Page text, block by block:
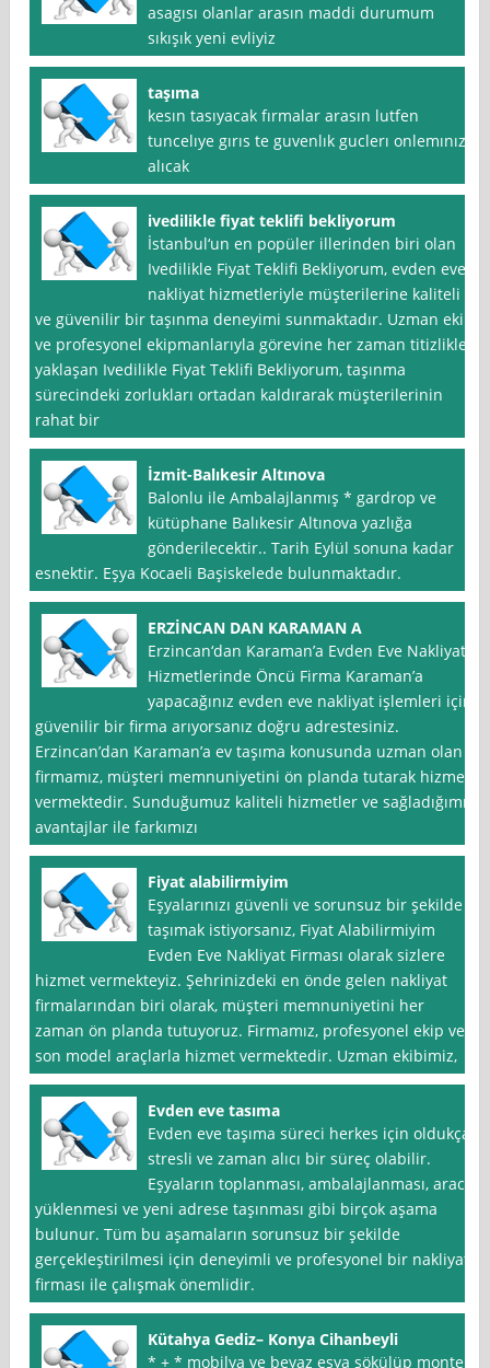
asagısı olanlar arasın maddi durumum
sıkışık yeni evliyiz
taşıma
kesın tasıyacak fırmalar arasın lutfen
tuncelıye gırıs te guvenlık guclerı onlemınızı
alıcak
ivedilikle fiyat teklifi bekliyorum
İstanbul‘un en popüler illerinden biri olan
Ivedilikle Fiyat Teklifi Bekliyorum, evden eve
nakliyat hizmetleriyle müşterilerine kaliteli
ve güvenilir bir taşınma deneyimi sunmaktadır. Uzman ekip
ve profesyonel ekipmanlarıyla görevine her zaman titizlikle
yaklaşan Ivedilikle Fiyat Teklifi Bekliyorum, taşınma
sürecindeki zorlukları ortadan kaldırarak müşterilerinin
rahat bir
İzmit-Balıkesir Altınova
Balonlu ile Ambalajlanmış * gardrop ve
kütüphane Balıkesir Altınova yazlığa
gönderilecektir.. Tarih Eylül sonuna kadar
esnektir. Eşya Kocaeli Başiskelede bulunmaktadır.
ERZİNCAN DAN KARAMAN A
Erzincan‘dan Karaman’a Evden Eve Nakliyat
Hizmetlerinde Öncü Firma Karaman’a
yapacağınız evden eve nakliyat işlemleri için
güvenilir bir firma arıyorsanız doğru adrestesiniz.
Erzincan’dan Karaman’a ev taşıma konusunda uzman olan
firmamız, müşteri memnuniyetini ön planda tutarak hizmet
vermektedir. Sunduğumuz kaliteli hizmetler ve sağladığımız
avantajlar ile farkımızı
Fiyat alabilirmiyim
Eşyalarınızı güvenli ve sorunsuz bir şekilde
taşımak istiyorsanız, Fiyat Alabilirmiyim
Evden Eve Nakliyat Firması olarak sizlere
hizmet vermekteyiz. Şehrinizdeki en önde gelen nakliyat
firmalarından biri olarak, müşteri memnuniyetini her
zaman ön planda tutuyoruz. Firmamız, profesyonel ekip ve
son model araçlarla hizmet vermektedir. Uzman ekibimiz,
Evden eve tasıma
Evden eve taşıma süreci herkes için oldukça
stresli ve zaman alıcı bir süreç olabilir.
Eşyaların toplanması, ambalajlanması, araca
yüklenmesi ve yeni adrese taşınması gibi birçok aşama
bulunur. Tüm bu aşamaların sorunsuz bir şekilde
gerçekleştirilmesi için deneyimli ve profesyonel bir nakliyat
firması ile çalışmak önemlidir.
Kütahya Gediz– Konya Cihanbeyli
* + * mobilya ve beyaz eşya sökülüp monte